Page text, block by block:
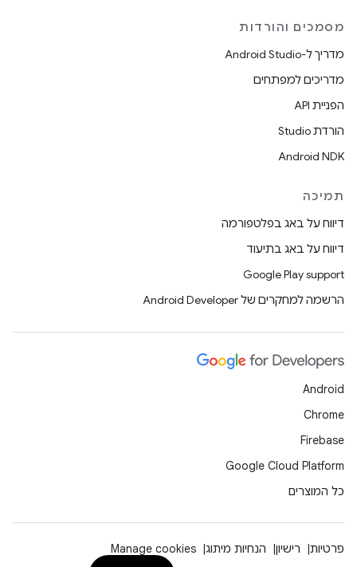
מסמכים והורדות
מדריך ל-Android Studio
מדריכים למפתחים
הפניית API
הורדת Studio
Android NDK
תמיכה
דיווח על באג בפלטפורמה
דיווח על באג בתיעוד
Google Play support
הרשמה למחקרים של Android Developer
Android
Chrome
Firebase
Google Cloud Platform
כל המוצרים
פרטיות רישיון הנחיות מיתוג Manage cookies